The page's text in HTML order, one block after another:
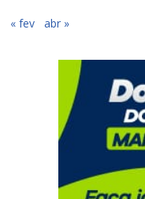
« fev abr »